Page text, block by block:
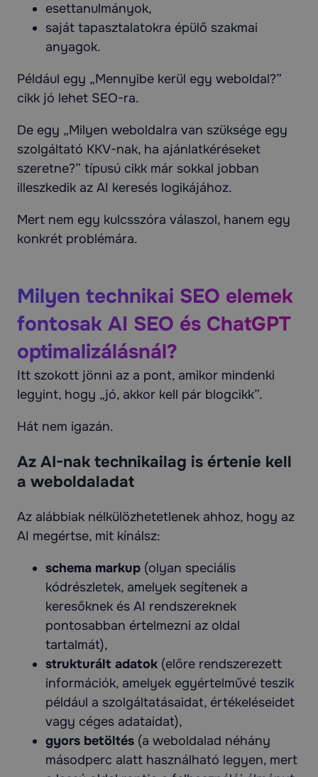
esettanulmányok,
saját tapasztalatokra épülő szakmai
anyagok.
Például egy „Mennyibe kerül egy weboldal?”
cikk jó lehet SEO-ra.
De egy „Milyen weboldalra van szüksége egy
szolgáltató KKV-nak, ha ajánlatkéréseket
szeretne?” típusú cikk már sokkal jobban
illeszkedik az AI keresés logikájához.
Mert nem egy kulcsszóra válaszol, hanem egy
konkrét problémára.
Milyen technikai SEO elemek
fontosak AI SEO és ChatGPT
optimalizálásnál?
Itt szokott jönni az a pont, amikor mindenki
legyint, hogy „jó, akkor kell pár blogcikk”.
Hát nem igazán.
Az AI-nak technikailag is értenie kell
a weboldaladat
Az alábbiak nélkülözhetetlenek ahhoz, hogy az
AI megértse, mit kínálsz:
schema markup (olyan speciális
kódrészletek, amelyek segítenek a
keresőknek és AI rendszereknek
pontosabban értelmezni az oldal
tartalmát),
strukturált adatok (előre rendszerezett
információk, amelyek egyértelművé teszik
például a szolgáltatásaidat, értékeléseidet
vagy céges adataidat),
gyors betöltés (a weboldalad néhány
másodperc alatt használható legyen, mert